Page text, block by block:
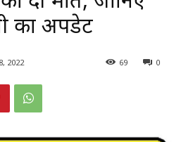
का अपडेट
2022 0
69